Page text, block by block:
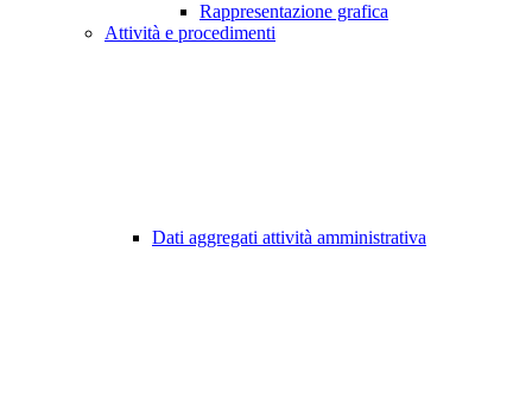
Rappresentazione grafica
Attività e procedimenti
Dati aggregati attività amministrativa